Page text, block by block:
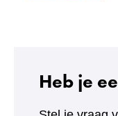
Heb je